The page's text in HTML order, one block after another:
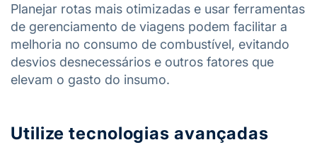
Planejar rotas mais otimizadas e usar ferramentas
de gerenciamento de viagens podem facilitar a
melhoria no consumo de combustível, evitando
desvios desnecessários e outros fatores que
elevam o gasto do insumo.
Utilize tecnologias avançadas